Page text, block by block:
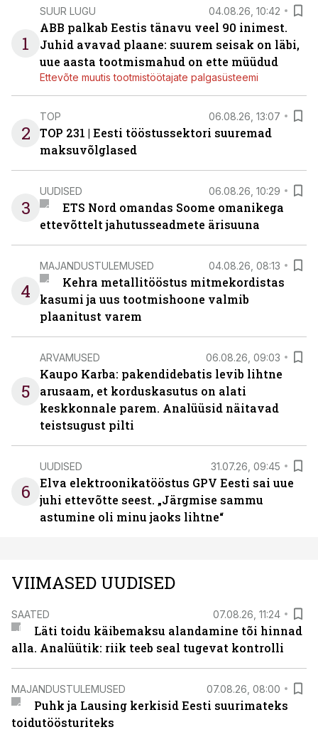
1
SUUR LUGU 04.08.26, 10:42
ABB palkab Eestis tänavu veel 90 inimest.
Juhid avavad plaane: suurem seisak on läbi,
uue aasta tootmismahud on ette müüdud
Ettevõte muutis tootmistöötajate palgasüsteemi
2
TOP 06.08.26, 13:07
TOP 231 | Eesti tööstussektori suuremad
maksuvõlglased
3
UUDISED 06.08.26, 10:29
ETS Nord omandas Soome omanikega
ettevõttelt jahutusseadmete ärisuuna
4
MAJANDUSTULEMUSED 04.08.26, 08:13
Kehra metallitööstus mitmekordistas
kasumi ja uus tootmishoone valmib
plaanitust varem
5
ARVAMUSED 06.08.26, 09:03
Kaupo Karba: pakendidebatis levib lihtne
arusaam, et korduskasutus on alati
keskkonnale parem. Analüüsid näitavad
teistsugust pilti
6
UUDISED 31.07.26, 09:45
Elva elektroonikatööstus GPV Eesti sai uue
juhi ettevõtte seest. „Järgmise sammu
astumine oli minu jaoks lihtne“
VIIMASED UUDISED
SAATED 07.08.26, 11:24
Läti toidu käibemaksu alandamine tõi hinnad
alla. Analüütik: riik teeb seal tugevat kontrolli
MAJANDUSTULEMUSED 07.08.26, 08:00
Puhk ja Lausing kerkisid Eesti suurimateks
toidutöösturiteks